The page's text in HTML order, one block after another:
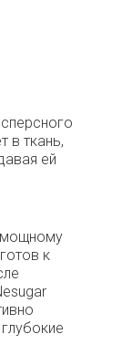
в ткань,
ей
мощному
к